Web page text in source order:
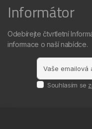
Informátor
Odebírejte čtvrtletní
informace o naší nabídce.
Souhlasím se